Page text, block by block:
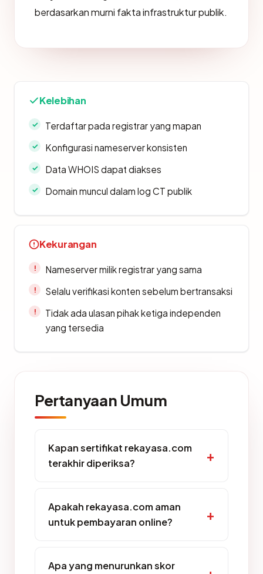
berdasarkan murni fakta infrastruktur publik.
Kelebihan
Terdaftar pada registrar yang mapan
Konfigurasi nameserver konsisten
Data WHOIS dapat diakses
Domain muncul dalam log CT publik
Kekurangan
Nameserver milik registrar yang sama
Selalu verifikasi konten sebelum bertransaksi
Tidak ada ulasan pihak ketiga independen
yang tersedia
Pertanyaan Umum
Kapan sertifikat rekayasa.com
terakhir diperiksa?
Apakah rekayasa.com aman
untuk pembayaran online?
Apa yang menurunkan skor